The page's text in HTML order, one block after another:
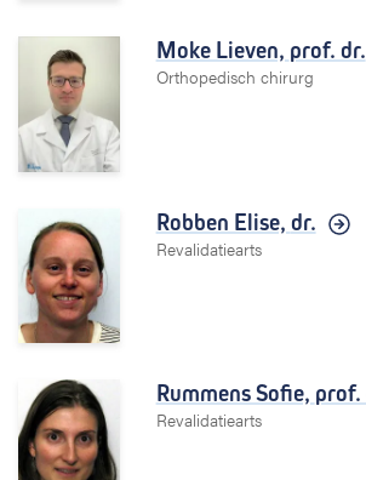
Moke Lieven, prof. dr.
Orthopedisch chirurg
Robben Elise, dr.
Revalidatiearts
Rummens Sofie, prof.
Revalidatiearts